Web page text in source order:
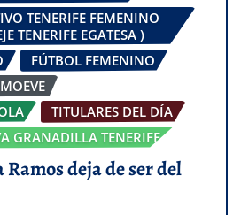
TENERIFE FEMENINO
TENERIFE EGATESA )
FÚTBOL FEMENINO
TITULARES DEL DÍA
GRANADILLA TENERIFE
deja de ser del